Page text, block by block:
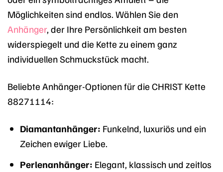
Möglichkeiten sind endlos. Wählen Sie den
Anhänger, der Ihre Persönlichkeit am besten
widerspiegelt und die Kette zu einem ganz
individuellen Schmuckstück macht.
Beliebte Anhänger-Optionen für die CHRIST Kette
88271114:
Diamantanhänger: Funkelnd, luxuriös und ein
Zeichen ewiger Liebe.
Perlenanhänger: Elegant, klassisch und zeitlos